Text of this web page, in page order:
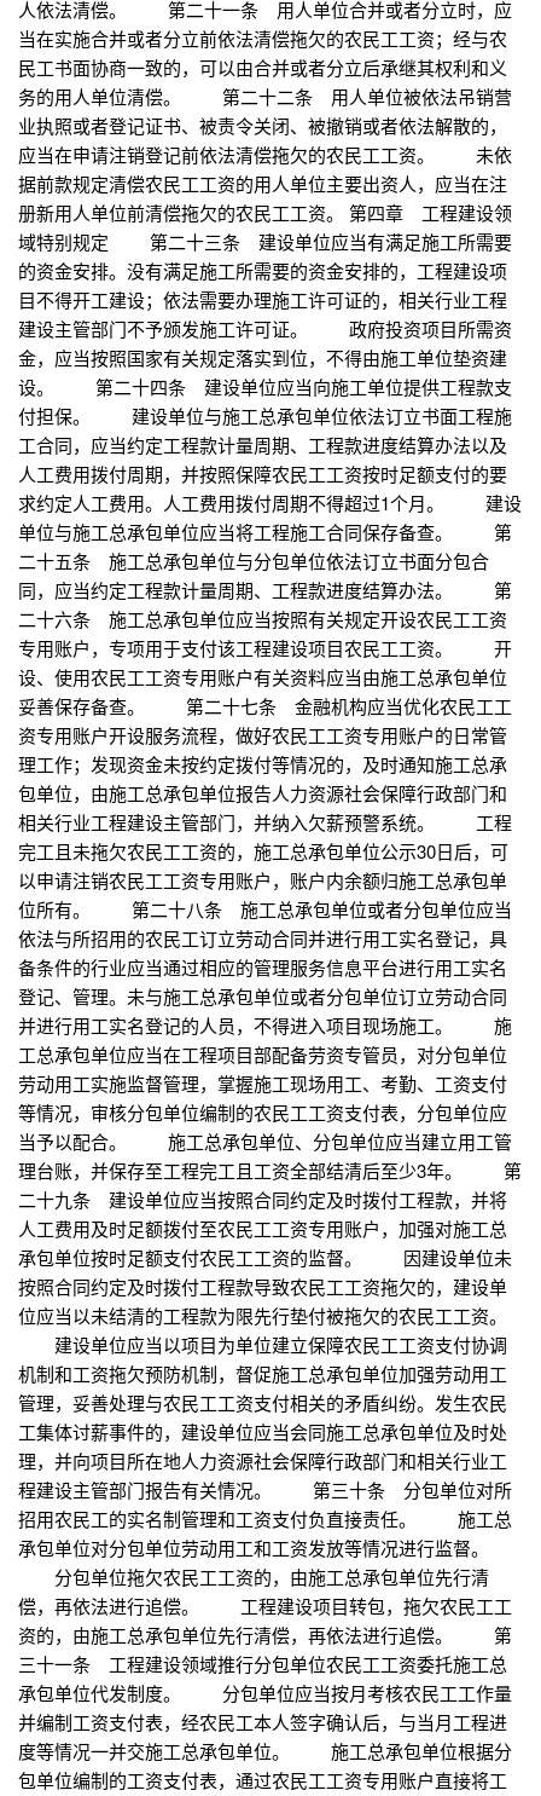
人依法清偿。 第二十一条 用人单位合并或者分立时，应
当在实施合并或者分立前依法清偿拖欠的农民工工资；经与农
民工书面协商一致的，可以由合并或者分立后承继其权利和义
务的用人单位清偿。 第二十二条 用人单位被依法吊销营
业执照或者登记证书、被责令关闭、被撤销或者依法解散的，
应当在申请注销登记前依法清偿拖欠的农民工工资。 未依
据前款规定清偿农民工工资的用人单位主要出资人，应当在注
册新用人单位前清偿拖欠的农民工工资。 第四章 工程建设领
域特别规定 第二十三条 建设单位应当有满足施工所需要
的资金安排。没有满足施工所需要的资金安排的，工程建设项
目不得开工建设；依法需要办理施工许可证的，相关行业工程
建设主管部门不予颁发施工许可证。 政府投资项目所需资
金，应当按照国家有关规定落实到位，不得由施工单位垫资建
设。 第二十四条 建设单位应当向施工单位提供工程款支
付担保。 建设单位与施工总承包单位依法订立书面工程施
工合同，应当约定工程款计量周期、工程款进度结算办法以及
人工费用拨付周期，并按照保障农民工工资按时足额支付的要
求约定人工费用。人工费用拨付周期不得超过1个月。 建设
单位与施工总承包单位应当将工程施工合同保存备查。 第
二十五条 施工总承包单位与分包单位依法订立书面分包合
同，应当约定工程款计量周期、工程款进度结算办法。 第
二十六条 施工总承包单位应当按照有关规定开设农民工工资
专用账户，专项用于支付该工程建设项目农民工工资。 开
设、使用农民工工资专用账户有关资料应当由施工总承包单位
妥善保存备查。 第二十七条 金融机构应当优化农民工工
资专用账户开设服务流程，做好农民工工资专用账户的日常管
理工作；发现资金未按约定拨付等情况的，及时通知施工总承
包单位，由施工总承包单位报告人力资源社会保障行政部门和
相关行业工程建设主管部门，并纳入欠薪预警系统。 工程
完工且未拖欠农民工工资的，施工总承包单位公示30日后，可
以申请注销农民工工资专用账户，账户内余额归施工总承包单
位所有。 第二十八条 施工总承包单位或者分包单位应当
依法与所招用的农民工订立劳动合同并进行用工实名登记，具
备条件的行业应当通过相应的管理服务信息平台进行用工实名
登记、管理。未与施工总承包单位或者分包单位订立劳动合同
并进行用工实名登记的人员，不得进入项目现场施工。 施
工总承包单位应当在工程项目部配备劳资专管员，对分包单位
劳动用工实施监督管理，掌握施工现场用工、考勤、工资支付
等情况，审核分包单位编制的农民工工资支付表，分包单位应
当予以配合。 施工总承包单位、分包单位应当建立用工管
理台账，并保存至工程完工且工资全部结清后至少3年。 第
二十九条 建设单位应当按照合同约定及时拨付工程款，并将
人工费用及时足额拨付至农民工工资专用账户，加强对施工总
承包单位按时足额支付农民工工资的监督。 因建设单位未
按照合同约定及时拨付工程款导致农民工工资拖欠的，建设单
位应当以未结清的工程款为限先行垫付被拖欠的农民工工资。
建设单位应当以项目为单位建立保障农民工工资支付协调
机制和工资拖欠预防机制，督促施工总承包单位加强劳动用工
管理，妥善处理与农民工工资支付相关的矛盾纠纷。发生农民
工集体讨薪事件的，建设单位应当会同施工总承包单位及时处
理，并向项目所在地人力资源社会保障行政部门和相关行业工
程建设主管部门报告有关情况。 第三十条 分包单位对所
招用农民工的实名制管理和工资支付负直接责任。 施工总
承包单位对分包单位劳动用工和工资发放等情况进行监督。
分包单位拖欠农民工工资的，由施工总承包单位先行清
偿，再依法进行追偿。 工程建设项目转包，拖欠农民工工
资的，由施工总承包单位先行清偿，再依法进行追偿。 第
三十一条 工程建设领域推行分包单位农民工工资委托施工总
承包单位代发制度。 分包单位应当按月考核农民工工作量
并编制工资支付表，经农民工本人签字确认后，与当月工程进
度等情况一并交施工总承包单位。 施工总承包单位根据分
包单位编制的工资支付表，通过农民工工资专用账户直接将工